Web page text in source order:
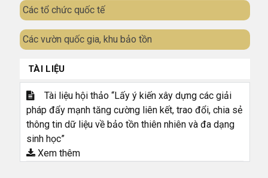
Các tổ chức quốc tế
Các vườn quốc gia, khu bảo tồn
TÀI LIỆU
Tài liệu hội thảo “Lấy ý kiến xây dựng các giải
pháp đẩy mạnh tăng cường liên kết, trao đổi, chia sẻ
thông tin dữ liệu về bảo tồn thiên nhiên và đa dạng
sinh học”
Xem thêm